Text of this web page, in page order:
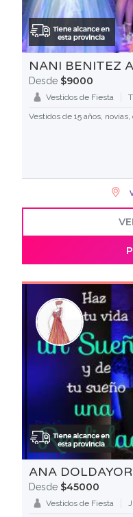
NANI BENITEZ
Desde $9000
Vestidos de Fiesta
Vestidos de 15 años,
ANA DOLDAYOR
Desde $45000
Vestidos de Fiesta